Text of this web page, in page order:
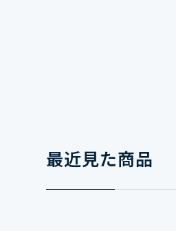
最近見た商品